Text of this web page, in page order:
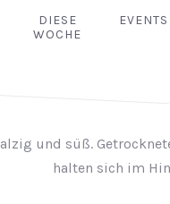
DIESE
WOCHE
EVENTS
und süß.
halten sich im